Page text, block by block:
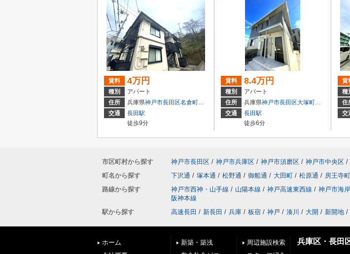
賃料 4万円
種別
アパート
住所
兵庫県神戸市長田区名倉町１丁目
交通
長田駅
徒歩9分
賃料 8.4万円
種別
アパート
住所
兵庫県神戸市長田区大塚町１丁目
交通
長田駅
徒歩6分
賃
種
住
交
市区町村から探す 神戸市長田区 / 神戸市兵庫区 / 神戸市須磨区 / 神戸市中央区 /
町名から探す
下沢通 / 塚本通 / 松野通 / 御船通 / 大田町 / 松原通 / 房王寺町
路線から探す
神戸市西神・山手線 / 山陽本線 / 神戸高速東西線 / 神戸市海
阪神本線
駅から探す
高速長田 / 新長田 / 兵庫 / 板宿 / 神戸 / 湊川 / 大開 / 新開地 /
ホーム
新築・築浅
周辺施設検索
兵庫区・長田